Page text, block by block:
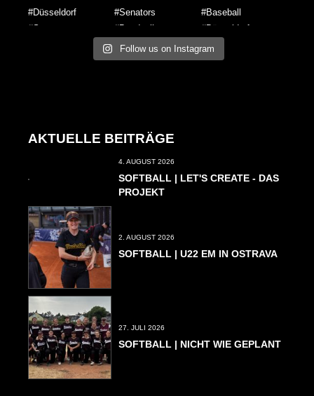
Follow us on Instagram
AKTUELLE BEITRÄGE
4. AUGUST 2026
SOFTBALL | LET'S CREATE - DAS
PROJEKT
2. AUGUST 2026
SOFTBALL | U22 EM IN OSTRAVA
27. JULI 2026
SOFTBALL | NICHT WIE GEPLANT